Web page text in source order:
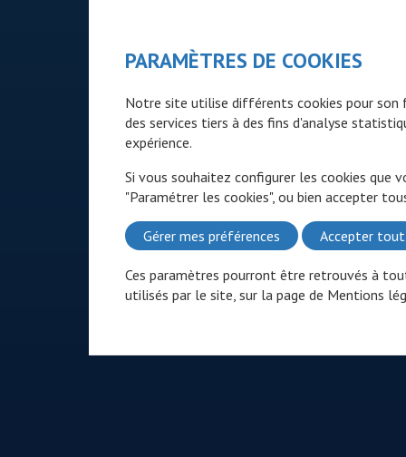
PARAMÈTRES DE COOKIES
Notre site utilise différents cookies pour son
des services tiers à des fins d'analyse
expérience.
Si vous souhaitez configurer les cookies que
"Paramétrer les cookies", ou bien accepter
Gérer mes préférences Accepter tout
Ces paramètres pourront être retrouvés à
utilisés par le site, sur la page de Mentions